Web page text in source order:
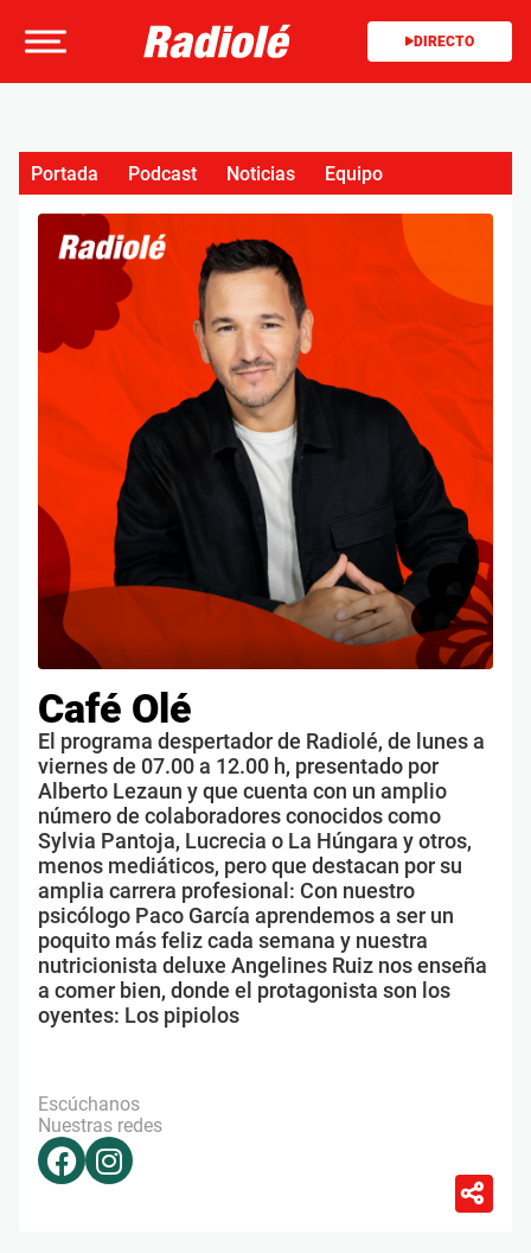
DIRECTO
Café Olé
El programa despertador de Radiolé, de lunes a
viernes de 07.00 a 12.00 h, presentado por
Alberto Lezaun y que cuenta con un amplio
número de colaboradores conocidos como
Sylvia Pantoja, Lucrecia o La Húngara y otros,
menos mediáticos, pero que destacan por su
amplia carrera profesional: Con nuestro
psicólogo Paco García aprendemos a ser un
poquito más feliz cada semana y nuestra
nutricionista deluxe Angelines Ruiz nos enseña
a comer bien, donde el protagonista son los
oyentes: Los pipiolos
Escúchanos
Nuestras redes
Portada Podcast Noticias Equipo